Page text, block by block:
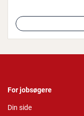
For jobsøgere
Din side